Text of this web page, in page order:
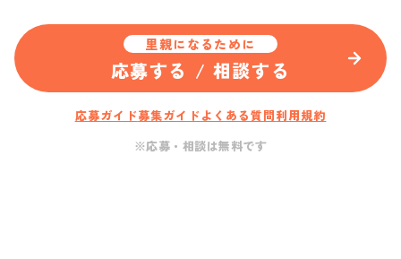
里親になるために
応募する / 相談する
応募ガイド募集ガイド よくある質問利用規約
※応募・相談は無料です